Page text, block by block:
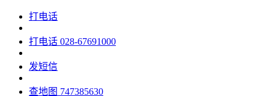
打电话
打电话 028-67691000
发短信
查地图 747385630